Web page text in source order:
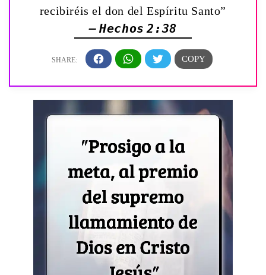
recibiréis el don del Espíritu Santo”
— Hechos 2:38